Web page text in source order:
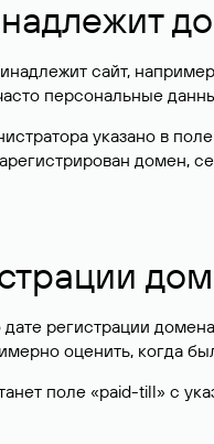
сайт,
персональные
указано в
домен,
регистрации
оценить, когда
поле «paid-till» с